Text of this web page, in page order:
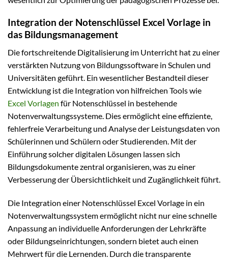
Integration der Notenschlüssel Excel Vorlage in
das Bildungsmanagement
Die fortschreitende Digitalisierung im Unterricht hat zu einer
verstärkten Nutzung von Bildungssoftware in Schulen und
Universitäten geführt. Ein wesentlicher Bestandteil dieser
Entwicklung ist die Integration von hilfreichen Tools wie
Excel Vorlagen für Notenschlüssel in bestehende
Notenverwaltungssysteme. Dies ermöglicht eine effiziente,
fehlerfreie Verarbeitung und Analyse der Leistungsdaten von
Schülerinnen und Schülern oder Studierenden. Mit der
Einführung solcher digitalen Lösungen lassen sich
Bildungsdokumente zentral organisieren, was zu einer
Verbesserung der Übersichtlichkeit und Zugänglichkeit führt.
Die Integration einer Notenschlüssel Excel Vorlage in ein
Notenverwaltungssystem ermöglicht nicht nur eine schnelle
Anpassung an individuelle Anforderungen der Lehrkräfte
oder Bildungseinrichtungen, sondern bietet auch einen
Mehrwert für die Lernenden. Durch die transparente